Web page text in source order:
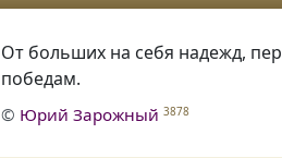
От больших на себя надежд,
победам.
© Юрий Зарожный 3878